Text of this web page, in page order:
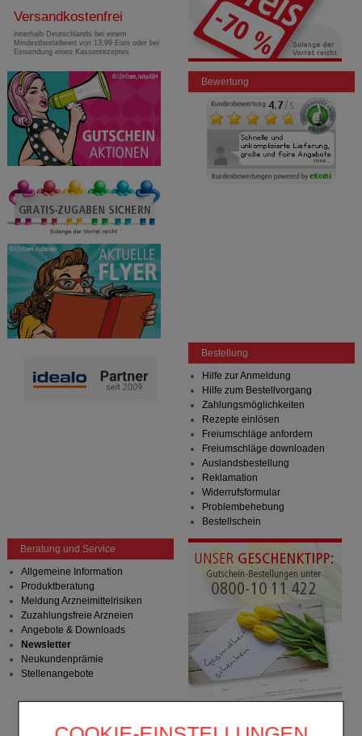
Versandkostenfrei
innerhalb Deutschlands bei einem
Mindestbestellwert von 13,99 Euro oder bei
Einsendung eines Kassenrezeptes
Bewertung
Bestellung
Hilfe zur Anmeldung
Hilfe zum Bestellvorgang
Zahlungsmöglichkeiten
Rezepte einlösen
Freiumschläge anfordern
Freiumschläge downloaden
Auslandsbestellung
Reklamation
Widerrufsformular
Problembehebung
Bestellschein
Beratung und Service
Allgemeine Information
Produktberatung
Meldung Arzneimittelrisiken
Zuzahlungsfreie Arzneien
Angebote & Downloads
Newsletter
Neukundenprämie
Stellenangebote